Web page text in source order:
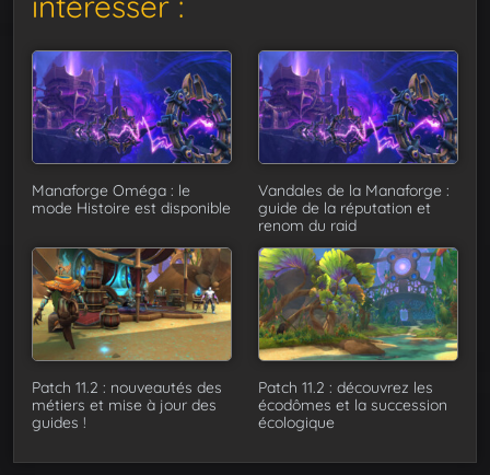
Manaforge Oméga : le
mode Histoire est disponible
Vandales de la Manaforge :
guide de la réputation et
renom du raid
Patch 11.2 : nouveautés des
métiers et mise à jour des
guides !
Patch 11.2 : découvrez les
écodômes et la succession
écologique